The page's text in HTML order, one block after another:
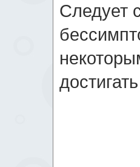
Следует